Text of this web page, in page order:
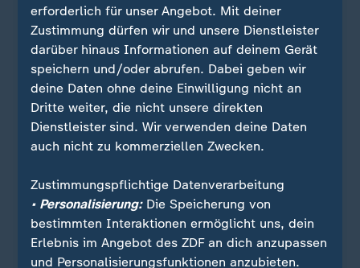
Quelle: Reuters
Sie wollen über Sport stets auf dem Laufenden
bleiben? Dann ist unser sportstudio-WhatsApp-
erforderlich für unser Angebot. Mit deiner
Zustimmung dürfen wir und unsere Dienstleister
darüber hinaus Informationen auf deinem Gerät
speichern und/oder abrufen. Dabei geben wir
deine Daten ohne deine Einwilligung nicht an
Dritte weiter, die nicht unsere direkten
Dienstleister sind. Wir verwenden deine Daten
auch nicht zu kommerziellen Zwecken.
Zustimmungspflichtige Datenverarbeitung
• Personalisierung:Die Speicherung von
bestimmten Interaktionen ermöglicht uns, dein
Erlebnis im Angebot des ZDF an dich anzupassen
und Personalisierungsfunktionen anzubieten.